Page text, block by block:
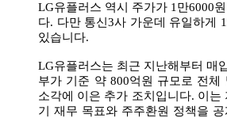
LG유플러스 역시 주가가 1만6000
다. 다만 통신3사 가운데 유일하게
있습니다.
LG유플러스는 최근 지난해부터 매
부가 기준 약 800억원 규모로 전체
소각에 이은 추가 조치입니다. 이
기 재무 목표와 주주환원 정책을